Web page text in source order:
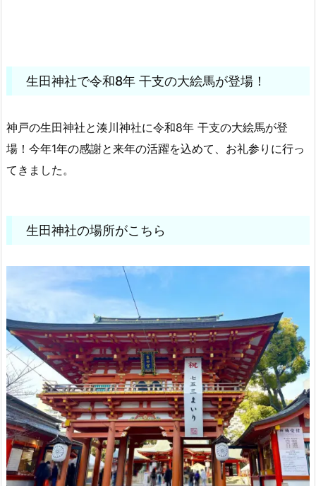
生田神社で令和8年 干支の大絵馬が登場！
神戸の生田神社と湊川神社に令和8年 干支の大絵馬が登
場！今年1年の感謝と来年の活躍を込めて、お礼参りに行っ
てきました。
生田神社の場所がこちら